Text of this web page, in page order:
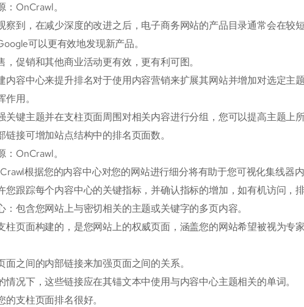
：OnCrawl。
察到，在减少深度的改进之后，电子商务网站的产品目录通常会在较短
可以更有效地发现新产品。
，促销和其他商业活动更有效，更有利可图。
内容中心来提升排名对于使用内容营销来扩展其网站并增加对选定主
用。
关键主题并在支柱页面周围对相关内容进行分组，您可以提高主题上
链接可增加站点结构中的排名页面数。
：OnCrawl。
根据您的内容中心对您的网站进行细分将有助于您可视化集线器
您跟踪每个内容中心的关键指标，并确认指标的增加，如有机访问，
：包含您网站上与密切相关的主题或关键字的多页内容。
柱页面构建的，是您网站上的权威页面，涵盖您的网站希望被视为专
面之间的内部链接来加强页面之间的关系。
情况下，这些链接应在其锚文本中使用与内容中心主题相关的单词。
的支柱页面排名很好。